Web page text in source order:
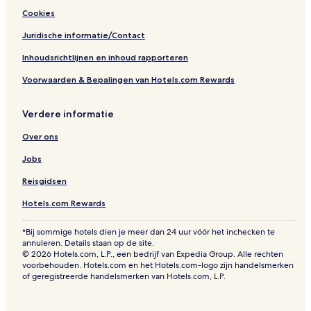
Cookies
Juridische informatie/Contact
Inhoudsrichtlijnen en inhoud rapporteren
Voorwaarden & Bepalingen van Hotels.com Rewards
Verdere informatie
Over ons
Jobs
Reisgidsen
Hotels.com Rewards
*Bij sommige hotels dien je meer dan 24 uur vóór het inchecken te
annuleren. Details staan op de site.
© 2026 Hotels.com, L.P., een bedrijf van Expedia Group. Alle rechten
voorbehouden. Hotels.com en het Hotels.com-logo zijn handelsmerken
of geregistreerde handelsmerken van Hotels.com, L.P.